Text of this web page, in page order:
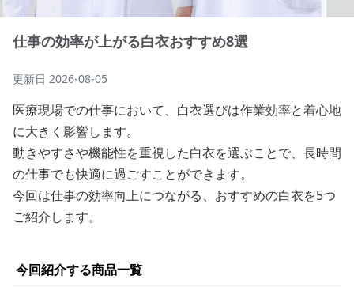
仕事の効率が上がる白衣おすすめ8選
更新日 2026-08-05
医療現場での仕事において、白衣選びは作業効率と着心地
に大きく影響します。
動きやすさや機能性を重視した白衣を選ぶことで、長時間
の仕事でも快適に過ごすことができます。
今回は仕事の効率向上につながる、おすすめの白衣を5つ
ご紹介します。
今回紹介する商品一覧